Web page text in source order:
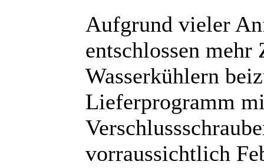
Aufgrund vieler
entschlossen mehr
Wasserkühlern
Lieferprogramm
vorraussichtlich